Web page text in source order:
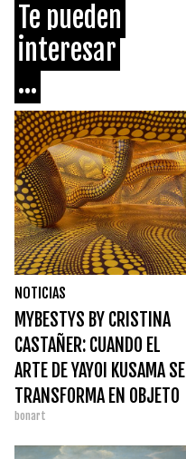
Te pueden
interesar
...
NOTICIAS
MYBESTYS BY CRISTINA
CASTAÑER: CUANDO EL
ARTE DE YAYOI KUSAMA SE
TRANSFORMA EN OBJETO
COTIDIANO
bonart